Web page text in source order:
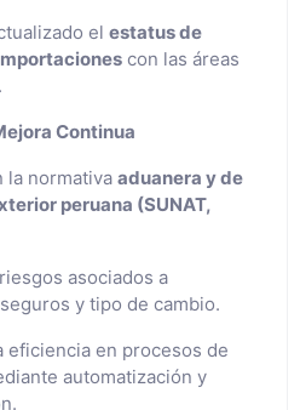
el estatus de
con las áreas
Continua
la normativa aduanera y de
peruana (SUNAT,
asociados a
y tipo de cambio.
eficiencia en procesos de
automatización y